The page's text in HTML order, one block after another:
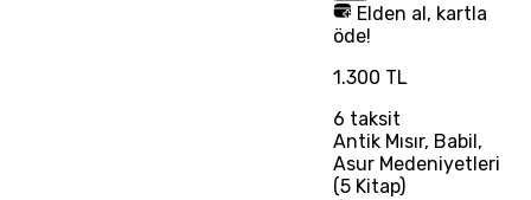
Elden al, kartla
öde!
1.300 TL
6 taksit
Antik Mısır, Babil,
Asur Medeniyetleri
(5 Kitap)